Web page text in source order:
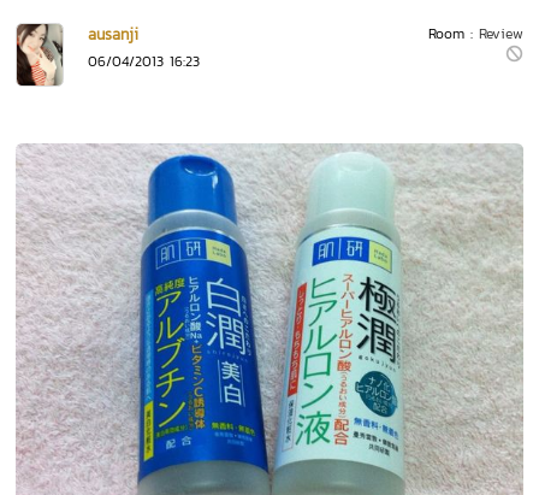
Room : Review
ausanji
06/04/2013 16:23